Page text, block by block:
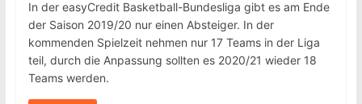
In der easyCredit Basketball-Bundesliga gibt es am Ende
der Saison 2019/20 nur einen Absteiger. In der
kommenden Spielzeit nehmen nur 17 Teams in der Liga
teil, durch die Anpassung sollten es 2020/21 wieder 18
Teams werden.